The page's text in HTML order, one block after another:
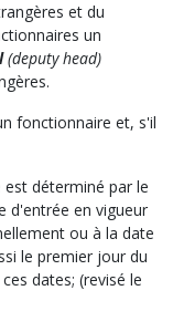
et du
un
(deputy head)
fonctionnaire et, s'il
déterminé par le
d'entrée en vigueur
ou à la date
le premier jour du
dates; (revisé le